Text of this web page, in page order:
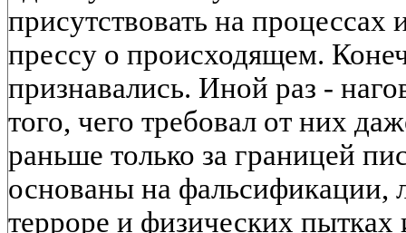
присутствовать на
прессу о происходящем.
признавались. Иной раз -
того, чего требовал от них
раньше только за границей
основаны на фальсификации,
терроре и физических